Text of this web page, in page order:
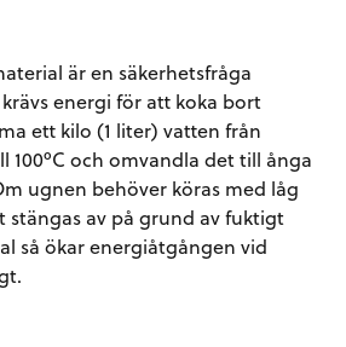
är en säkerhetsfråga
energi för att koka bort
ett kilo (1 liter) vatten från
och omvandla det till ånga
ugnen behöver köras med låg
av på grund av fuktigt
så ökar energiåtgången vid